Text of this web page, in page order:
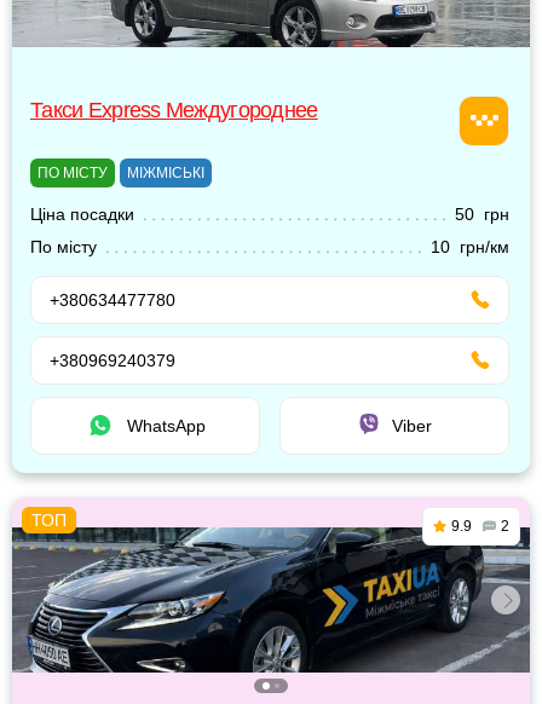
Такси Express Междугороднее
ПО МІСТУ МІЖМІСЬКІ
Ціна посадки
50 грн
По місту
10 грн/км
+380634477780
+380969240379
WhatsApp Viber
9.9 2